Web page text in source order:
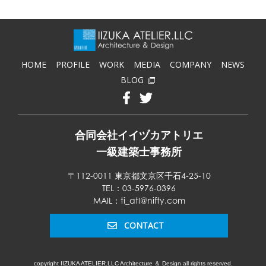
HOME PROFILE WORK MEDIA COMPANY
NEWS
BLOG
合同会社イイヅカアトリエ
一級建築士事務所
〒112-0011 東京都文京区千石4-25-10
TEL：03-5976-0396
MAIL：ti_atl@nifty.com
CONTACT
copyright IIZUKA ATELIER.LLC Architecture ＆ Design all rights reserved.